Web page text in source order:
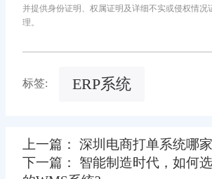
并提供身份证明、权属证明及详细不实或侵权情况
理。
标签: ERP系统
上一篇： 深圳电商打单系统哪
下一篇： 智能制造时代，如何